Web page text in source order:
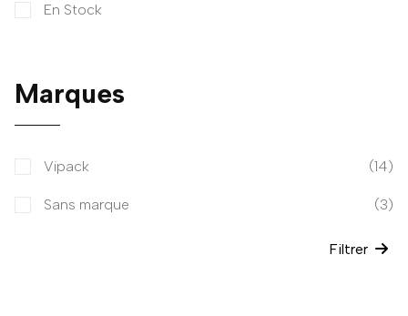
En Stock
Marques
Vipack (14)
Sans marque (3)
Filtrer